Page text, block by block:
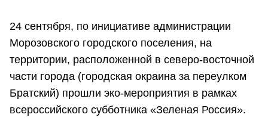
24 сентября, по инициативе администрации
Морозовского городского поселения, на
территории, расположенной в северо-восточной
части города (городская окраина за переулком
Братский) прошли эко-мероприятия в рамках
всероссийского субботника «Зеленая Россия».